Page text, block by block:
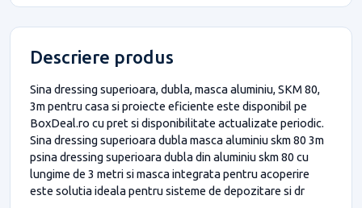
Descriere produs
Sina dressing superioara, dubla, masca aluminiu, SKM 80,
3m pentru casa si proiecte eficiente este disponibil pe
BoxDeal.ro cu pret si disponibilitate actualizate periodic.
Sina dressing superioara dubla masca aluminiu skm 80 3m
psina dressing superioara dubla din aluminiu skm 80 cu
lungime de 3 metri si masca integrata pentru acoperire
este solutia ideala pentru sisteme de depozitare si dr